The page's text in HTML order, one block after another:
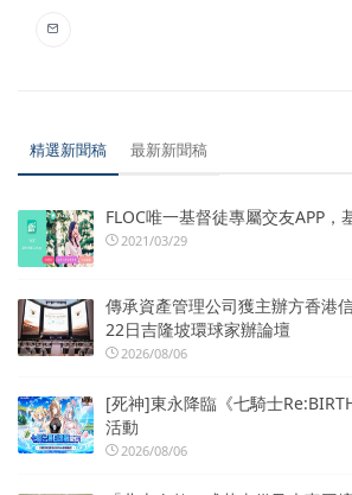
精選新聞稿 最新新聞稿
FLOC唯一基督徒專屬交友APP，
2021/03/29
傳承資產管理公司獲主辦方香港
22日吉隆坡環球家辦論壇
2026/08/06
[死神]東永降臨《七騎士
活動
2026/08/06